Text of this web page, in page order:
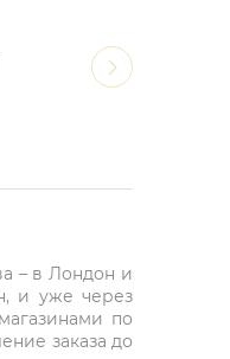
– в Лондон и
и уже через
по
заказа до